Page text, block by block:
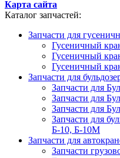
Карта сайта
Каталог запчастей:
Запчасти для
Гусеничный
Гусеничный
Гусеничный
Запчасти для
Запчасти для
Запчасти для
Запчасти для
Запчасти для
Б-10, Б-10М
Запчасти для
Запчасти